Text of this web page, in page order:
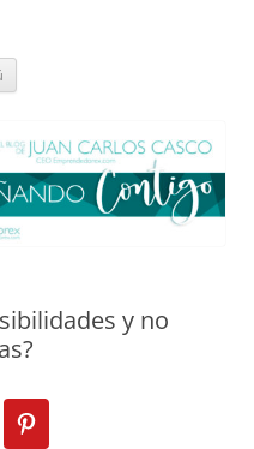
y no